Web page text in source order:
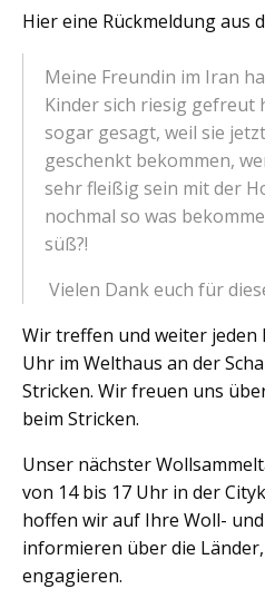
Hier eine Rückmeldung aus
Meine Freundin im Iran
Kinder sich riesig gefreut
sogar gesagt, weil sie
geschenkt bekommen,
sehr fleißig sein mit der
nochmal so was
süß?!
Vielen Dank euch für
Wir treffen und weiter jeden
Uhr im Welthaus an der
Stricken. Wir freuen uns
beim Stricken.
Unser nächster
von 14 bis 17 Uhr in der
hoffen wir auf Ihre Woll-
informieren über die
engagieren.